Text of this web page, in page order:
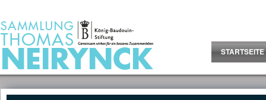
STARTSEITE